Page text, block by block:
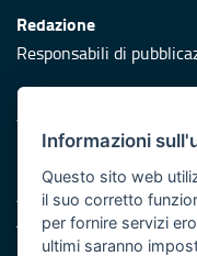
Redazione
Responsabili di
Protezione civile
Vai al sito di Protezione
Iniziativa finanziata
Asse XI
Informazioni
Questo sito web
il suo corretto
per fornire servizi
ultimi saranno